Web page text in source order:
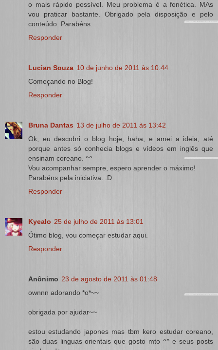
o mais rápido possível. Meu problema é a fonética. MAs
vou praticar bastante. Obrigado pela disposição e pelo
conteúdo. Parabéns.
Responder
Lucian Souza 10 de junho de 2011 às 10:44
Começando no Blog!
Responder
Bruna Dantas 13 de julho de 2011 às 13:42
Ok, eu descobri o blog hoje, haha, e amei a ideia, até
porque antes só conhecia blogs e vídeos em inglês que
ensinam coreano. ^^
Vou acompanhar sempre, espero aprender o máximo!
Parabéns pela iniciativa. :D
Responder
Kyealo 25 de julho de 2011 às 13:01
Ótimo blog, vou começar estudar aqui.
Responder
Anônimo 23 de agosto de 2011 às 01:48
ownnn adorando *o*~~
obrigada por ajudar~~
estou estudando japones mas tbm kero estudar coreano,
são duas linguas orientais que gosto mto ^^ e seus posts